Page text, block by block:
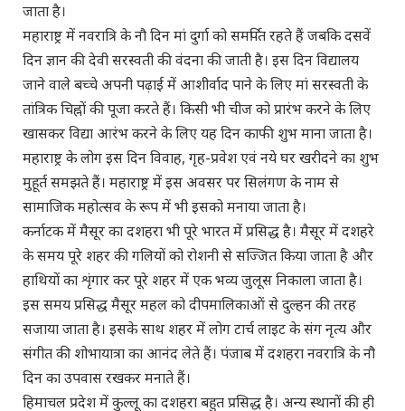
जाता है।
महाराष्ट्र में नवरात्रि के नौ दिन मां दुर्गा को समर्पित रहते हैं जबकि दसवें
दिन ज्ञान की देवी सरस्वती की वंदना की जाती है। इस दिन विद्यालय
जाने वाले बच्चे अपनी पढ़ाई में आशीर्वाद पाने के लिए मां सरस्वती के
तांत्रिक चिह्नों की पूजा करते हैं। किसी भी चीज को प्रारंभ करने के लिए
खासकर विद्या आरंभ करने के लिए यह दिन काफी शुभ माना जाता है।
महाराष्ट्र के लोग इस दिन विवाह, गृह-प्रवेश एवं नये घर खरीदने का शुभ
मुहूर्त समझते हैं। महाराष्ट्र में इस अवसर पर सिलंगण के नाम से
सामाजिक महोत्सव के रूप में भी इसको मनाया जाता है।
कर्नाटक में मैसूर का दशहरा भी पूरे भारत में प्रसिद्ध है। मैसूर में दशहरे
के समय पूरे शहर की गलियों को रोशनी से सज्जित किया जाता है और
हाथियों का शृंगार कर पूरे शहर में एक भव्य जुलूस निकाला जाता है।
इस समय प्रसिद्ध मैसूर महल को दीपमालिकाओं से दुल्हन की तरह
सजाया जाता है। इसके साथ शहर में लोग टार्च लाइट के संग नृत्य और
संगीत की शोभायात्रा का आनंद लेते हैं। पंजाब में दशहरा नवरात्रि के नौ
दिन का उपवास रखकर मनाते हैं।
हिमाचल प्रदेश में कुल्लू का दशहरा बहुत प्रसिद्ध है। अन्य स्थानों की ही